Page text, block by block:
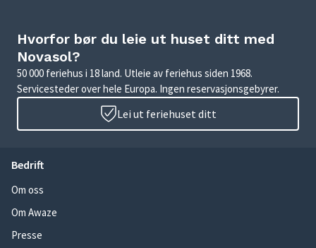
Hvorfor bør du leie ut huset ditt med
Novasol?
50 000 feriehus i 18 land. Utleie av feriehus siden 1968.
Servicesteder over hele Europa. Ingen reservasjonsgebyrer.
Lei ut feriehuset ditt
Bedrift
Om oss
Om Awaze
Presse